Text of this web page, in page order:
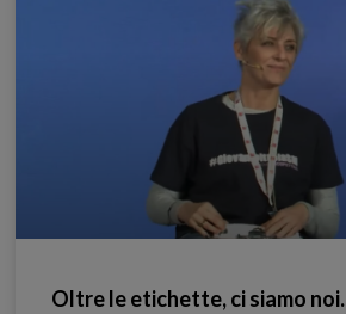
Oltre le etichette, ci siamo noi.